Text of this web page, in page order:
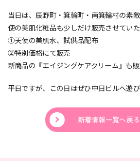
当日は、辰野町・箕輪町・南箕輪村の素
使の美肌化粧品も少しだけ販売させてい
①天使の美肌水、試供品配布
②特別価格にて販売
新商品の『エイジングケアクリーム』も販
平日ですが、この日はぜひ中日ビルへ遊
新着情報一覧へ戻る